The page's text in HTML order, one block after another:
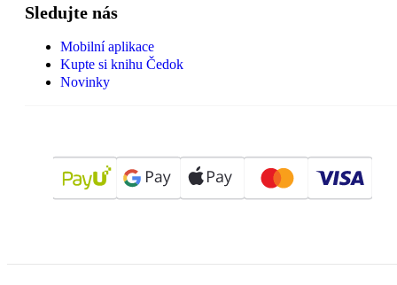
Sledujte nás
Mobilní aplikace
Kupte si knihu Čedok
Novinky